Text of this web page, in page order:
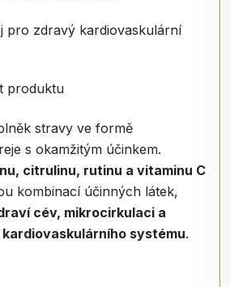
pro zdravý kardiovaskulární
produktu
stravy ve formě
s okamžitým účinkem.
citrulinu, rutinu a vitaminu C
kombinací účinných látek,
cév, mikrocirkulaci a
systému.